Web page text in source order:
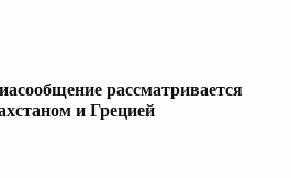
рассматривается
и Грецией